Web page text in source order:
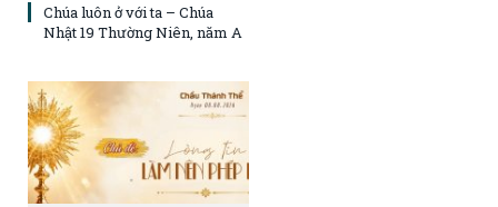
Chúa luôn ở với ta – Chúa
Nhật 19 Thường Niên, năm A